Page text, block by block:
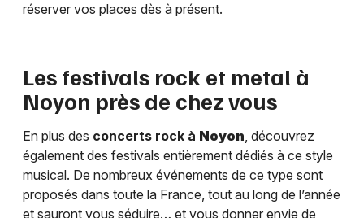
réserver vos places dès à présent.
Les festivals rock et metal à
Noyon près de chez vous
En plus des concerts rock à Noyon, découvrez
également des festivals entièrement dédiés à ce style
musical. De nombreux événements de ce type sont
proposés dans toute la France, tout au long de l’année
et sauront vous séduire… et vous donner envie de